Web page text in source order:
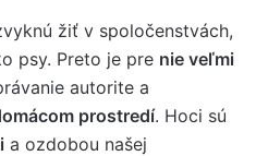
žiť v spoločenstvách,
psy. Preto je pre nie veľmi
autorite a
prostredí. Hoci sú
a ozdobou našej